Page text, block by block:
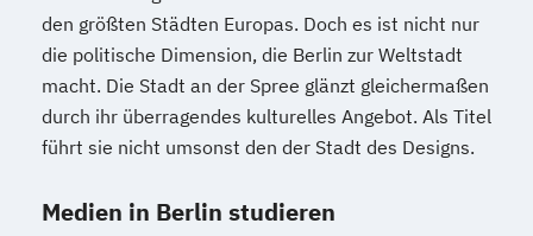
den größten Städten Europas. Doch es ist nicht nur
die politische Dimension, die Berlin zur Weltstadt
macht. Die Stadt an der Spree glänzt gleichermaßen
durch ihr überragendes kulturelles Angebot. Als Titel
führt sie nicht umsonst den der Stadt des Designs.
Medien in Berlin studieren